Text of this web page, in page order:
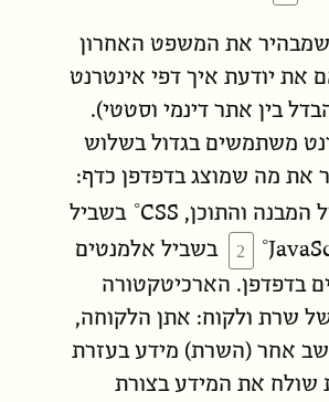
את המשפט האחרון
את יודעתאיך דפי אינטרנט
בין אתר דינמי וסטטי).
משתמשים בגדול בשלוש
את מה שמוצג בדפדפן כדף:
המבנה והתוכן, CSS
בשביל
בשביל אלמנטים
בדפדפן. הארכיטקטורה
שרת ולקוח: אתן הלקוחה,
אחר (השרת) מידע בעזרת
שולח את המידע בצורת